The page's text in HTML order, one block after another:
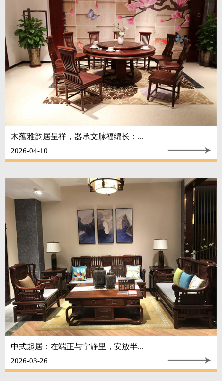
木蕴雅韵居呈祥，器承文脉福绵长：...
2026-04-10
中式起居：在端正与宁静里，安放半...
2026-03-26